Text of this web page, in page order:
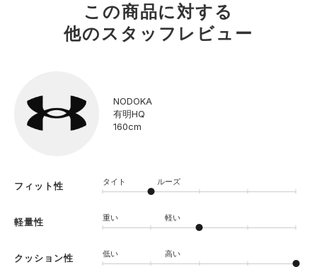
この商品に対する
他のスタッフレビュー
NODOKA
有明HQ
160cm
フィット性 タイト ルーズ
軽量性 重い 軽い
クッション性 低い 高い